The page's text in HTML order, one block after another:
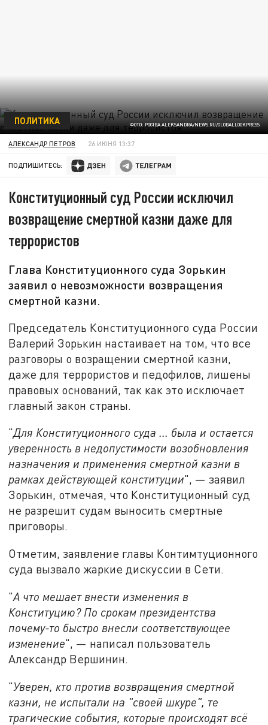
ФОТО: POGIBA ALEKSANDRA/NEWS.RU/GLOBALLOOKPRESS
ПОЛИТИКА
АЛЕКСАНДР ПЕТРОВ 26 ИЮНЯ 13:37
ПОДПИШИТЕСЬ:
Конституционный суд России исключил
возвращение смертной казни даже для
террористов
Глава Конституционного суда Зорькин
заявил о невозможности возвращения
смертной казни.
Председатель Конституционного суда России
Валерий Зорькин настаивает на том, что все
разговоры о возращении смертной казни,
даже для террористов и педофилов, лишены
правовых оснований, так как это исключает
главный закон страны.
"Для Конституционного суда ... была и остается
уверенность в недопустимости возобновления
назначения и применения смертной казни в
рамках действующей конституции", — заявил
Зорькин, отмечая, что Конституционный суд
не разрешит судам выносить смертные
приговоры.
Отметим, заявление главы Контимтуционного
суда вызвало жаркие дискуссии в Сети.
"А что мешает внести изменения в
Конституцию? По срокам президентства
почему-то быстро внесли соответствующее
изменение", — написал пользователь
Александр Вершинин.
"Уверен, кто против возвращения смертной
казни, не испытали на "своей шкуре", те
трагические события, которые происходят всё